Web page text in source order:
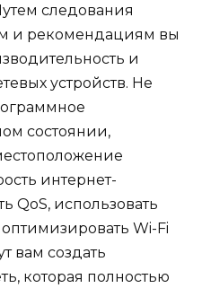
следования
и рекомендациям вы
и
устройств. Не
состоянии,
интернет-
QoS, использовать
Wi-Fi
вам создать
которая полностью